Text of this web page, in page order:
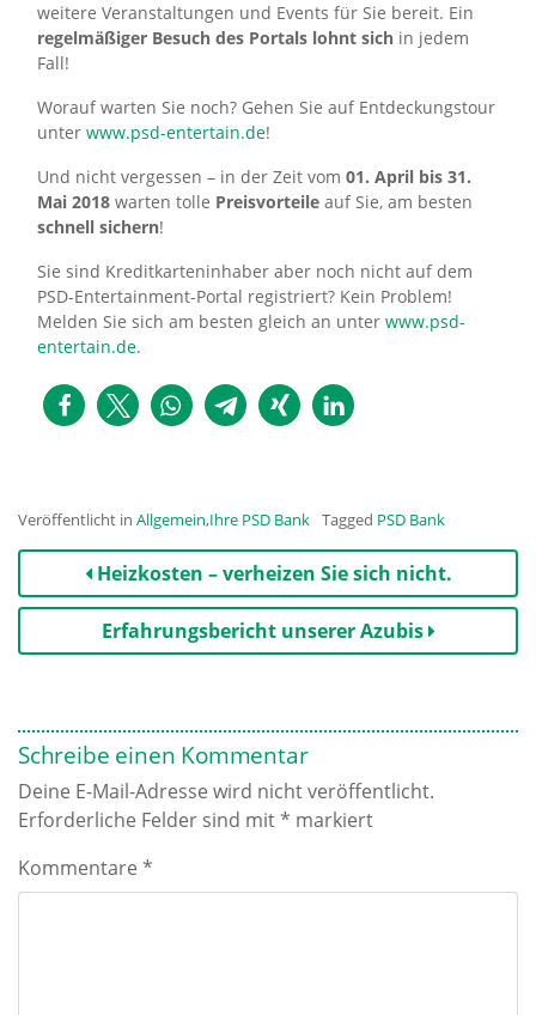
weitere Veranstaltungen und Events für Sie bereit. Ein
regelmäßiger Besuch des Portals lohnt sich in jedem
Fall!
Worauf warten Sie noch? Gehen Sie auf Entdeckungstour
unter www.psd-entertain.de!
Und nicht vergessen – in der Zeit vom 01. April bis 31.
Mai 2018 warten tolle Preisvorteile auf Sie, am besten
schnell sichern!
Sie sind Kreditkarteninhaber aber noch nicht auf dem
PSD-Entertainment-Portal registriert? Kein Problem!
Melden Sie sich am besten gleich an unter www.psd-
entertain.de.
Veröffentlicht in Allgemein,Ihre PSD Bank Tagged PSD Bank
Beitrags-
Navigation
Heizkosten – verheizen Sie sich nicht.
Erfahrungsbericht unserer Azubis
Schreibe einen Kommentar
Deine E-Mail-Adresse wird nicht veröffentlicht.
Erforderliche Felder sind mit* markiert
Kommentare *